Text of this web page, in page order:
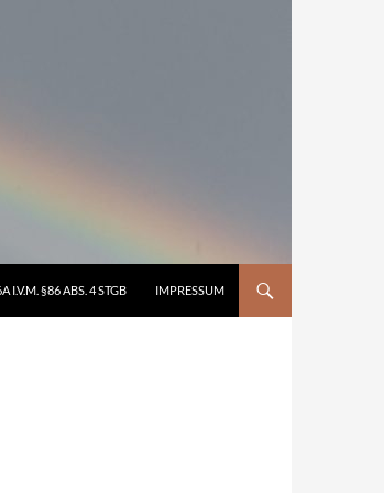
I.V.M. §86 ABS. 4 STGB IMPRESSUM